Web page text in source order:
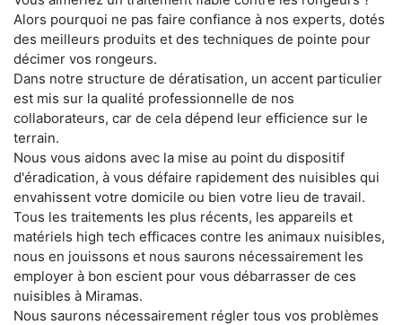
Alors pourquoi ne pas faire confiance à nos experts, dotés
des meilleurs produits et des techniques de pointe pour
décimer vos rongeurs.
Dans notre structure de dératisation, un accent particulier
est mis sur la qualité professionnelle de nos
collaborateurs, car de cela dépend leur efficience sur le
terrain.
Nous vous aidons avec la mise au point du dispositif
d'éradication, à vous défaire rapidement des nuisibles qui
envahissent votre domicile ou bien votre lieu de travail.
Tous les traitements les plus récents, les appareils et
matériels high tech efficaces contre les animaux nuisibles,
nous en jouissons et nous saurons nécessairement les
employer à bon escient pour vous débarrasser de ces
nuisibles à Miramas.
Nous saurons nécessairement régler tous vos problèmes